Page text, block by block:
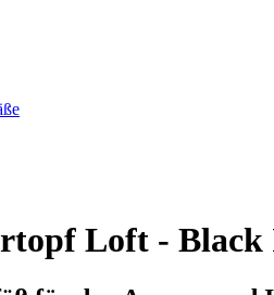
Loft - Black